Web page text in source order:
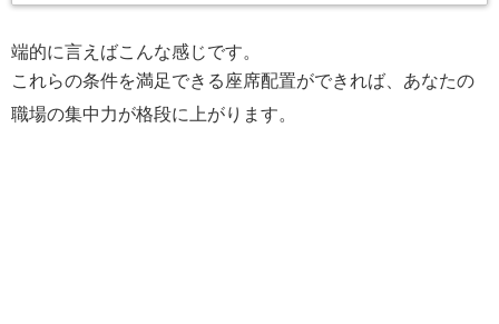
端的に言えばこんな感じです。
これらの条件を満足できる座席配置ができれば、あなたの
職場の集中力が格段に上がります。